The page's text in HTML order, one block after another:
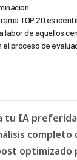
TOP 20 es
labor de aquellos
proceso de
tu IA
optimizado